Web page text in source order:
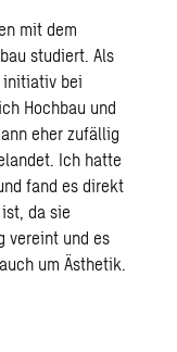
mit dem
studiert. Als
initiativ bei
Hochbau und
eher zufällig
Ich hatte
fand es direkt
da sie
vereint und es
um Ästhetik.